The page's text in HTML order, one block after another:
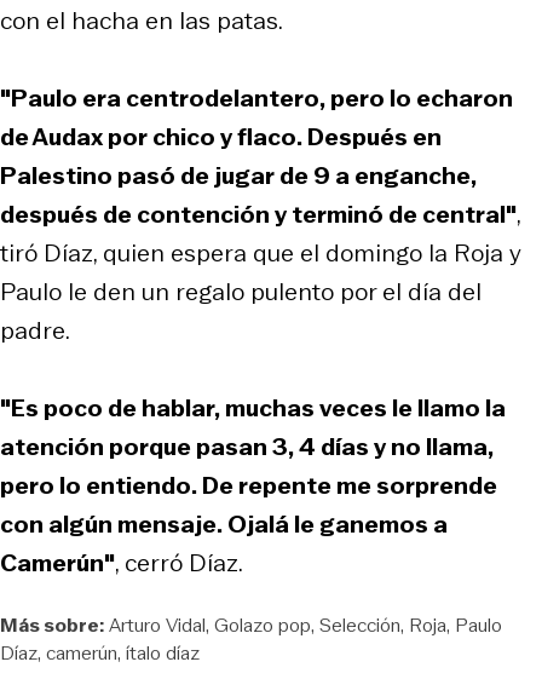
con el hacha en las patas.
"Paulo era centrodelantero, pero lo echaron
de Audax por chico y flaco. Después en
Palestino pasó de jugar de 9 a enganche,
después de contención y terminó de central",
tiró Díaz, quien espera que el domingo la Roja y
Paulo le den un regalo pulento por el día del
padre.
"Es poco de hablar, muchas veces le llamo la
atención porque pasan 3, 4 días y no llama,
pero lo entiendo. De repente me sorprende
con algún mensaje. Ojalá le ganemos a
Camerún", cerró Díaz.
Más sobre:Arturo Vidal Golazo pop Selección Roja Paulo
Díaz camerún ítalo díaz